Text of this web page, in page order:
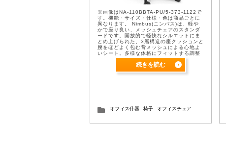
※画像はNA-110BBTA-PU/5-373-1122で
す。機能・サイズ・仕様・色は商品ごとに
異なります。 Nimbus(ニンバス)は、軽や
かで座り良い、メッシュチェアのスタンダ
ードです。開放的で軽快なシルエットにま
とめ上げられた、3層構造の座クッションと
腰をほどよく包む背メッシュによる心地よ
いシート。多様な体格にフィットする調整
機構を備え、現代のワークスタイルにあっ
た使い心地を追求しました。 ...
続きを読む
オフィス什器 椅子 オフィスチェア